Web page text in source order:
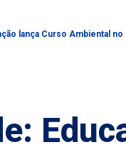
lança Curso Ambiental no